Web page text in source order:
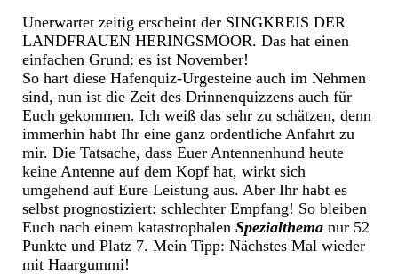
Unerwartet zeitig erscheint der SINGKREIS DER
LANDFRAUEN HERINGSMOOR. Das hat einen
einfachen Grund: es ist November!
So hart diese Hafenquiz-Urgesteine auch im Nehmen
sind, nun ist die Zeit des Drinnenquizzens auch für
Euch gekommen. Ich weiß das sehr zu schätzen, denn
immerhin habt Ihr eine ganz ordentliche Anfahrt zu
mir. Die Tatsache, dass Euer Antennenhund heute
keine Antenne auf dem Kopf hat, wirkt sich
umgehend auf Eure Leistung aus. Aber Ihr habt es
selbst prognostiziert: schlechter Empfang! So bleiben
Euch nach einem katastrophalen Spezialthema nur 52
Punkte und Platz 7. Mein Tipp: Nächstes Mal wieder
mit Haargummi!